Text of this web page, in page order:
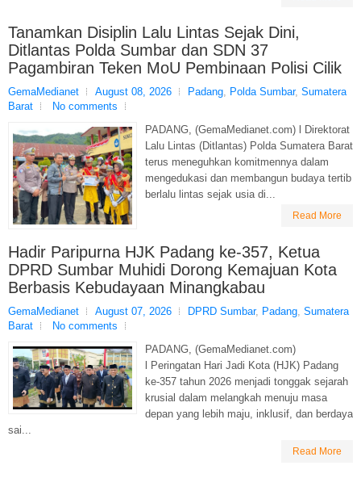
Tanamkan Disiplin Lalu Lintas Sejak Dini,
Ditlantas Polda Sumbar dan SDN 37
Pagambiran Teken MoU Pembinaan Polisi Cilik
GemaMedianet August 08, 2026 Padang, Polda Sumbar, Sumatera
Barat
No comments
PADANG, (GemaMedianet.com) l Direktorat
Lalu Lintas (Ditlantas) Polda Sumatera Barat
terus meneguhkan komitmennya dalam
mengedukasi dan membangun budaya tertib
berlalu lintas sejak usia di...
Read More
Hadir Paripurna HJK Padang ke-357, Ketua
DPRD Sumbar Muhidi Dorong Kemajuan Kota
Berbasis Kebudayaan Minangkabau
GemaMedianet August 07, 2026 DPRD Sumbar, Padang, Sumatera
Barat
No comments
PADANG, (GemaMedianet.com)
l Peringatan Hari Jadi Kota (HJK) Padang
ke-357 tahun 2026 menjadi tonggak sejarah
krusial dalam melangkah menuju masa
depan yang lebih maju, inklusif, dan berdaya
sai...
Read More